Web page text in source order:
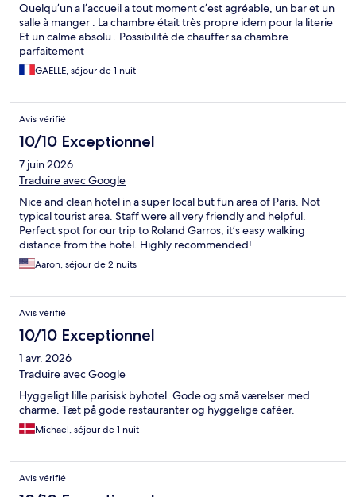
Quelqu’un a l’accueil a tout moment c’est agréable, un bar et un
salle à manger . La chambre était très propre idem pour la literie
Et un calme absolu . Possibilité de chauffer sa chambre
parfaitement
GAELLE, séjour de 1 nuit
Avis vérifié
10/10 Exceptionnel
7 juin 2026
Traduire avec Google
Nice and clean hotel in a super local but fun area of Paris. Not
typical tourist area. Staff were all very friendly and helpful.
Perfect spot for our trip to Roland Garros, it’s easy walking
distance from the hotel. Highly recommended!
Aaron, séjour de 2 nuits
Avis vérifié
10/10 Exceptionnel
1 avr. 2026
Traduire avec Google
Hyggeligt lille parisisk byhotel. Gode og små værelser med
charme. Tæt på gode restauranter og hyggelige caféer.
Michael, séjour de 1 nuit
Avis vérifié